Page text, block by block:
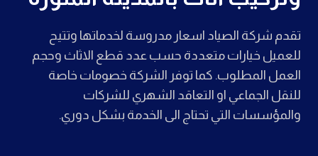
تقدم شركة الصياد اسعار مدروسة لخدماتها وتتيح
للعميل خيارات متعددة حسب عدد قطع الاثاث وحجم
العمل المطلوب. كما توفر الشركة خصومات خاصة
للنقل الجماعي او التعاقد الشهري للشركات
والمؤسسات التي تحتاج الى الخدمة بشكل دوري.